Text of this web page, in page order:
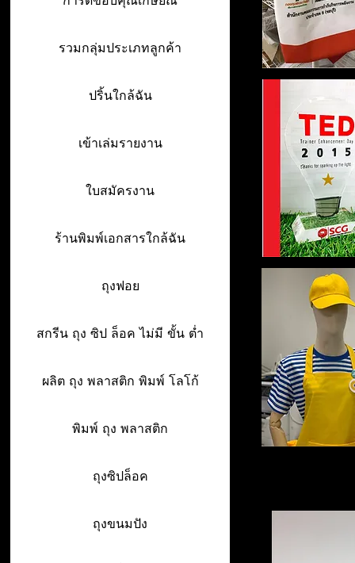
รวมกลุ่มประเภทลูกค้า
ปริ้นใกล้ฉัน
เข้าเล่มรายงาน
ใบสมัครงาน
ร้านพิมพ์เอกสารใกล้ฉัน
ถุงฟอย
สกรีน ถุง ซิป ล็อค ไม่มี ขั้น ต่ำ
ผลิต ถุง พลาสติก พิมพ์ โลโก้
พิมพ์ ถุง พลาสติก
ถุงซิปล็อค
ถุงขนมปัง